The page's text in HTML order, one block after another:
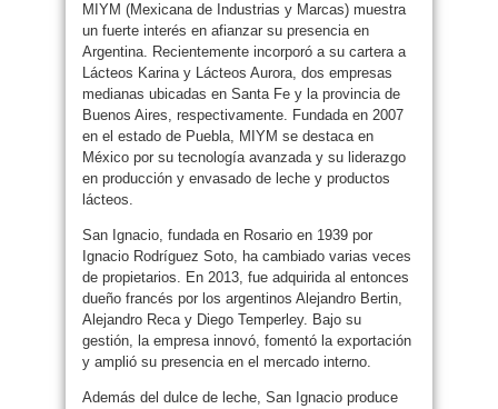
MIYM (Mexicana de Industrias y Marcas) muestra
un fuerte interés en afianzar su presencia en
Argentina. Recientemente incorporó a su cartera a
Lácteos Karina y Lácteos Aurora, dos empresas
medianas ubicadas en Santa Fe y la provincia de
Buenos Aires, respectivamente. Fundada en 2007
en el estado de Puebla, MIYM se destaca en
México por su tecnología avanzada y su liderazgo
en producción y envasado de leche y productos
lácteos.
San Ignacio, fundada en Rosario en 1939 por
Ignacio Rodríguez Soto, ha cambiado varias veces
de propietarios. En 2013, fue adquirida al entonces
dueño francés por los argentinos Alejandro Bertin,
Alejandro Reca y Diego Temperley. Bajo su
gestión, la empresa innovó, fomentó la exportación
y amplió su presencia en el mercado interno.
Además del dulce de leche, San Ignacio produce